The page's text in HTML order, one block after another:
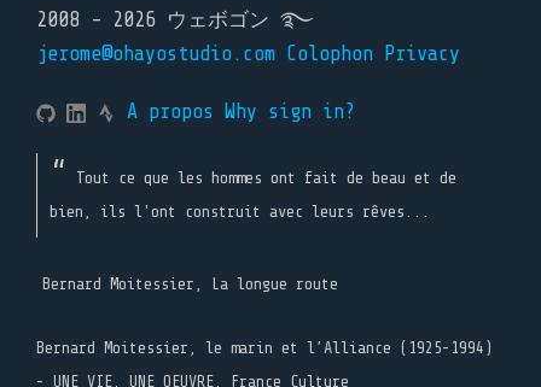
2008 - 2026 ウェボゴン ࿐
jerome@ohayostudio.com Colophon Privacy
A propos Why sign in?
Tout ce que les hommes ont fait de beau et de
bien, ils l'ont construit avec leurs rêves...
Bernard Moitessier, La longue route
Bernard Moitessier, le marin et l’Alliance (1925-1994)
- UNE VIE, UNE OEUVRE, France Culture